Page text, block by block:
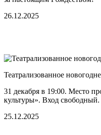
26.12.2025
Театрализованное
31 декабря в 19:00. Место
культуры». Вход свободный.
25.12.2025